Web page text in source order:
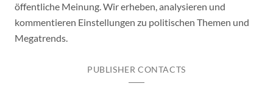
öffentliche Meinung. Wir erheben, analysieren und
kommentieren Einstellungen zu politischen Themen und
Megatrends.
PUBLISHER CONTACTS